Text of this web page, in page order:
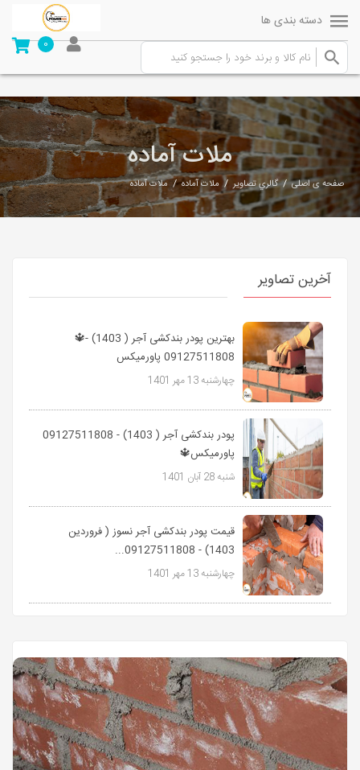
دسته بندی ها
0
ملات آماده
صفحه ی اصلی/گالري تصاوير/ ملات آماده/ملات آماده
آخرین تصاویر
بهترین پودر بندکشی آجر ( 1403) -🔱
09127511808 پاورمیکس
چهارشنبه 13 مهر 1401
پودر بندکشی آجر ( 1403) - 09127511808
پاورمیکس🔱
شنبه 28 آبان 1401
قیمت پودر بندکشی آجر نسوز ( فروردین
1403) - 09127511808...
چهارشنبه 13 مهر 1401